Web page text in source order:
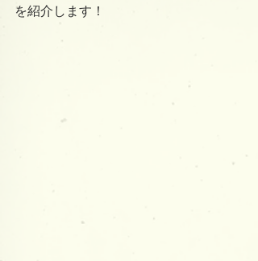
を紹介します！